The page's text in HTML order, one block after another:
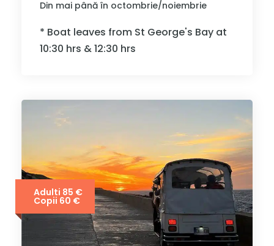
Din mai până în octombrie/noiembrie
* Boat leaves from St George's Bay at
10:30 hrs & 12:30 hrs
Adulti 85 €
Copii 60 €